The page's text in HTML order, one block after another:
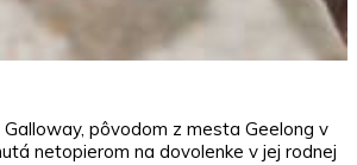
Galloway, pôvodom z mesta Geelong v
netopierom na dovolenke v jej rodnej